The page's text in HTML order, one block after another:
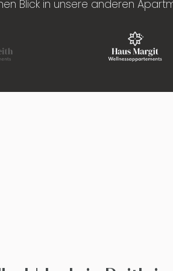
Blick in unsere anderen